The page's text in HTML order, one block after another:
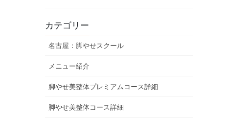
カテゴリー
名古屋：脚やせスクール
メニュー紹介
脚やせ美整体プレミアムコース詳細
脚やせ美整体コース詳細